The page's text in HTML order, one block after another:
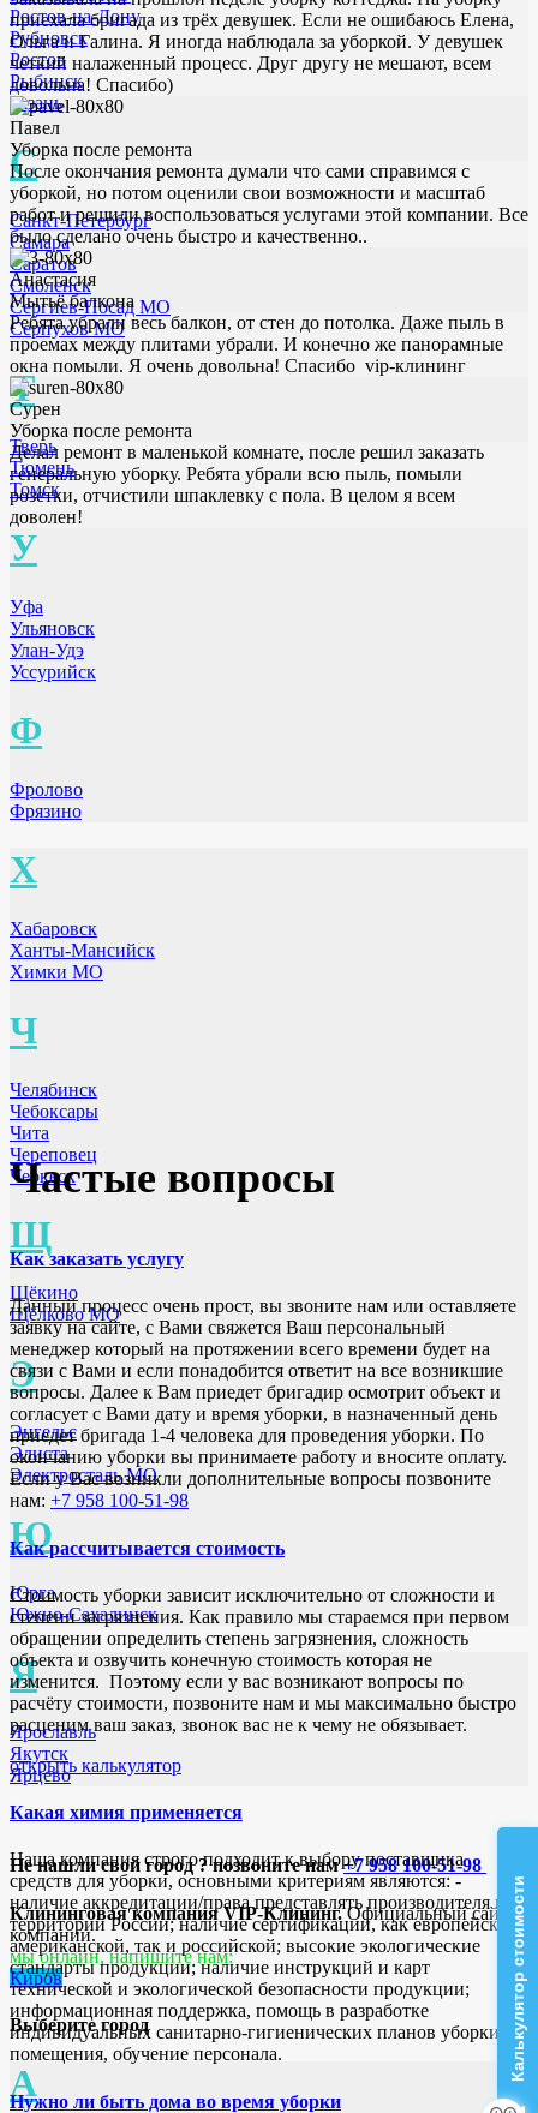
Ростов-на-Дону
Рубцовск
Ростов
Рыбинск
Рязань
С
Санкт-Петербург
Самара
Саратов
Смоленск
Сергиев-Посад МО
Серпухов МО
Т
Тверь
Тюмень
Томск
У
Уфа
Ульяновск
Улан-Удэ
Уссурийск
Ф
Фролово
Фрязино
Х
Хабаровск
Ханты-Мансийск
Химки МО
Ч
Челябинск
Чебоксары
Чита
Череповец
Черкеск
Щ
Щёкино
Щёлково МО
Э
Энгельс
Элиста
Электросталь МО
Ю
Юрга
Южно-Сахалинск
Я
Ярославль
Якутск
Ярцево
Не нашли свой город ? позвоните нам+7 958 100-51-98
Клининговая компания VIP-Клининг.Официальный сайт
компании.
мы онлайн, напишите нам:
Киров
Выберите город
А
приехала бригада из трёх девушек. Если не ошибаюсь Елена,
Ольга и Галина. Я иногда наблюдала за уборкой. У девушек
четкий налаженный процесс. Друг другу не мешают, всем
довольна! Спасибо)
Павел
Уборка после ремонта
После окончания ремонта думали что сами справимся с
уборкой, но потом оценили свои возможности и масштаб
работ и решили воспользоваться услугами этой компании. Все
было сделано очень быстро и качественно..
Анастасия
Мытьё балкона
Ребята убрали весь балкон, от стен до потолка. Даже пыль в
проемах между плитами убрали. И конечно же панорамные
окна помыли. Я очень довольна! Спасибо vip-клининг
Сурен
Уборка после ремонта
Делал ремонт в маленькой комнате, после решил заказать
генеральную уборку. Ребята убрали всю пыль, помыли
розетки, отчистили шпаклевку с пола. В целом я всем
доволен!
Частые вопросы
Как заказать услугу
Данный процесс очень прост, вы звоните нам или оставляете
заявку на сайте, с Вами свяжется Ваш персональный
менеджер который на протяжении всего времени будет на
связи с Вами и если понадобится ответит на все возникшие
вопросы. Далее к Вам приедет бригадир осмотрит объект и
согласует с Вами дату и время уборки, в назначенный день
приедет бригада 1-4 человека для проведения уборки. По
окончанию уборки вы принимаете работу и вносите оплату.
Если у Вас возникли дополнительные вопросы позвоните
нам: +7 958 100-51-98
Как рассчитывается стоимость
Стоимость уборки зависит исключительно от сложности и
степени загрязнения. Как правило мы стараемся при первом
обращении определить степень загрязнения, сложность
объекта и озвучить конечную стоимость которая не
изменится. Поэтому если у вас возникают вопросы по
расчёту стоимости, позвоните нам и мы максимально быстро
расценим ваш заказ, звонок вас не к чему не обязывает.
открыть калькулятор
Какая химия применяется
Наша компания строго подходит к выбору поставщика
средств для уборки, основными критериям являются: -
наличие аккредитации/права представлять производителя на
территории России; наличие сертификации, как европейской/
американской, так и российской; высокие экологические
стандарты продукции; наличие инструкций и карт
технической и экологической безопасности продукции;
информационная поддержка, помощь в разработке
индивидуальных санитарно-гигиенических планов уборки
помещения, обучение персонала.
Нужно ли быть дома во время уборки
Калькулятор стоимости